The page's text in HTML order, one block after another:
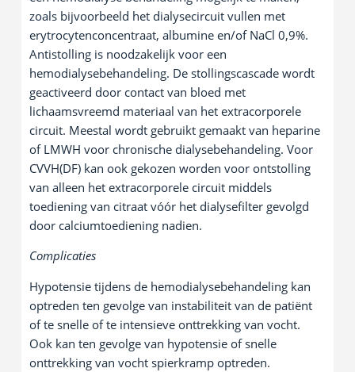
zoals bijvoorbeeld het dialysecircuit vullen met
erytrocytenconcentraat, albumine en/of NaCl 0,9%.
Antistolling is noodzakelijk voor een
hemodialysebehandeling. De stollingscascade wordt
geactiveerd door contact van bloed met
lichaamsvreemd materiaal van het extracorporele
circuit. Meestal wordt gebruikt gemaakt van heparine
of LMWH voor chronische dialysebehandeling. Voor
CVVH(DF) kan ook gekozen worden voor ontstolling
van alleen het extracorporele circuit middels
toediening van citraat vóór het dialysefilter gevolgd
door calciumtoediening nadien.
Complicaties
Hypotensie tijdens de hemodialysebehandeling kan
optreden ten gevolge van instabiliteit van de patiënt
of te snelle of te intensieve onttrekking van vocht.
Ook kan ten gevolge van hypotensie of snelle
onttrekking van vocht spierkramp optreden.